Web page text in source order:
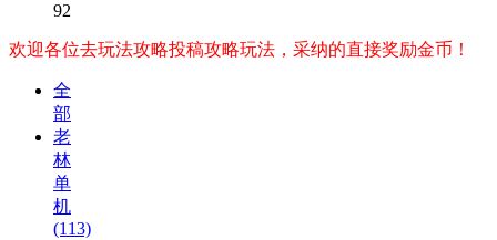
92
欢迎各位去玩法攻略投稿攻略玩法，采纳的直接奖励金币！
全
部
老
林
单
机
(113)